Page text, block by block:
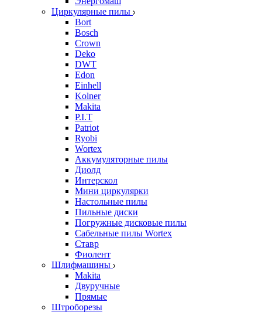
Циркулярные пилы
Bort
Bosch
Crown
Deko
DWT
Edon
Einhell
Kolner
Makita
P.I.T
Patriot
Ryobi
Wortex
Аккумуляторные пилы
Диолд
Интерскол
Мини циркулярки
Настольные пилы
Пильные диски
Погружные дисковые пилы
Сабельные пилы Wortex
Ставр
Фиолент
Шлифмашины
Makita
Двуручные
Прямые
Штроборезы